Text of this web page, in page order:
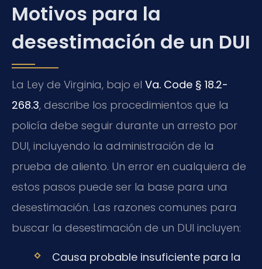
Motivos para la
desestimación de un DUI
La Ley de Virginia, bajo el Va. Code § 18.2-
268.3, describe los procedimientos que la
policía debe seguir durante un arresto por
DUI, incluyendo la administración de la
prueba de aliento. Un error en cualquiera de
estos pasos puede ser la base para una
desestimación. Las razones comunes para
buscar la desestimación de un DUI incluyen:
Causa probable insuficiente para la